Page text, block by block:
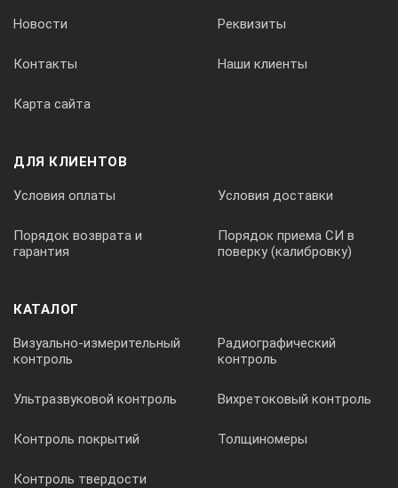
минимальное значение
среднее значение
разница показаний
установка верхнего и нижнего сигнальных порогов
Новости Реквизиты
Контакты Наши клиенты
Карта сайта
ДЛЯ КЛИЕНТОВ
Условия оплаты Условия доставки
Порядок возврата и
гарантия
Порядок приема СИ в
поверку (калибровку)
КАТАЛОГ
Визуально-измерительный
контроль
Радиографический
контроль
Ультразвуковой контроль Вихретоковый контроль
Контроль покрытий Толщиномеры
Контроль твердости